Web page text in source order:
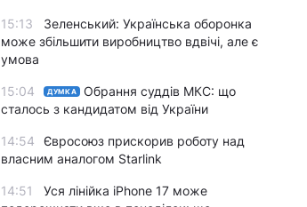
15:13
Зеленський: Українська оборонка
може збільшити виробництво вдвічі, але є
умова
15:04 ДУМКА
Обрання суддів МКС: що
сталось з кандидатом від України
14:54
Євросоюз прискорив роботу над
власним аналогом Starlink
14:51
Уся лінійка iPhone 17 може